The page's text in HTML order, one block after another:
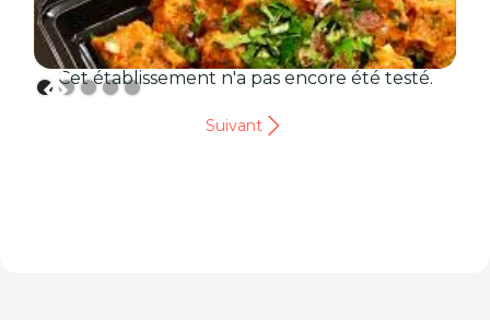
Cet établissement n'a pas encore été testé.
Suivant